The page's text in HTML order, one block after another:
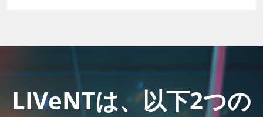
LIVeNTは、以下2つの